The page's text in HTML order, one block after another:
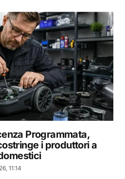
Programmata,
i produttori a
11:14